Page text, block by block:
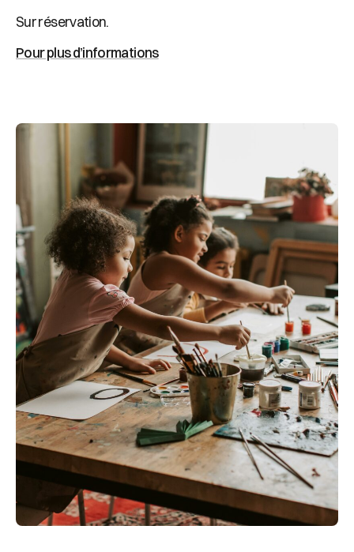
Sur réservation.
Pour plus d’informations